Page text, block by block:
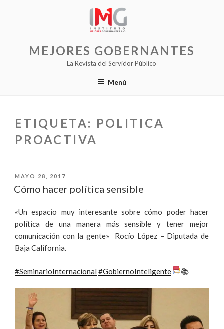
MEJORES GOBERNANTES
La Revista del Servidor Público
Menú
ETIQUETA: POLITICA
PROACTIVA
PUBLICADO
MAYO 28, 2017
Cómo hacer política sensible
«Un espacio muy interesante sobre cómo poder hacer
política de una manera más sensible y tener mejor
comunicación con la gente» Rocío López – Diputada de
Baja California.
#SeminarioInternacional #GobiernoInteligente 📚